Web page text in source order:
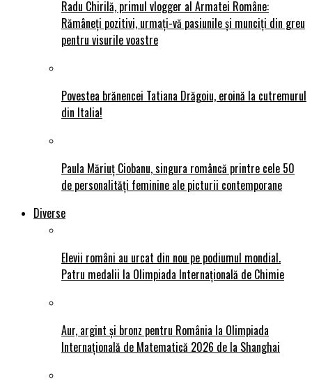
Radu Chirilă, primul vlogger al Armatei Române:
Rămâneți pozitivi, urmați-vă pasiunile și munciți din greu
pentru visurile voastre
Povestea brănencei Tatiana Drăgoiu, eroină la cutremurul
din Italia!
Paula Măriuț Ciobanu, singura româncă printre cele 50
de personalități feminine ale picturii contemporane
Diverse
Elevii români au urcat din nou pe podiumul mondial.
Patru medalii la Olimpiada Internațională de Chimie
Aur, argint și bronz pentru România la Olimpiada
Internațională de Matematică 2026 de la Shanghai